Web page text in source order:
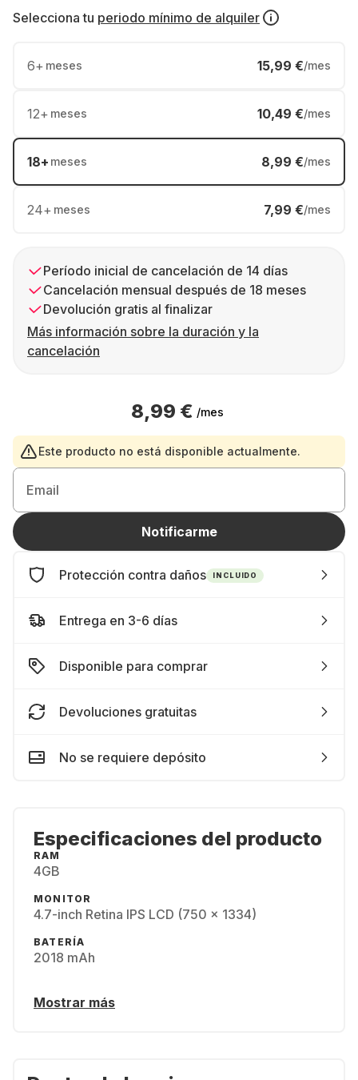
Selecciona tu periodo mínimo de alquiler
6+ meses 15,99 €/mes
12+ meses 10,49 €/mes
18+ meses 8,99 €/mes
24+ meses 7,99 €/mes
Período inicial de cancelación de 14 días
Cancelación mensual después de 18 meses
Devolución gratis al finalizar
Más información sobre la duración y la
cancelación
8,99 € /mes
Este producto no está disponible actualmente.
Email
Notificarme
Protección contra daños INCLUIDO
Entrega en 3-6 días
Disponible para comprar
Devoluciones gratuitas
No se requiere depósito
Especificaciones del producto
RAM
4GB
MONITOR
4.7-inch Retina IPS LCD (750 x 1334)
BATERÍA
2018 mAh
Mostrar más